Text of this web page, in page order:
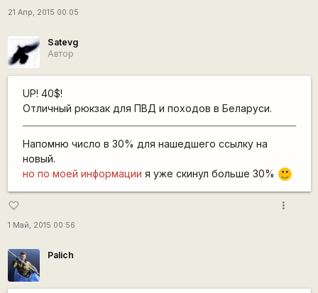
21 Апр, 2015 00:05
Satevg
Автор
UP! 40$!
Отличный рюкзак для ПВД и походов в Беларуси.
Напомню число в 30% для нашедшего ссылку на
новый.
но по моей информации я уже скинул больше 30% :)
favorite_border
1 Май, 2015 00:56
more_vert
Palich